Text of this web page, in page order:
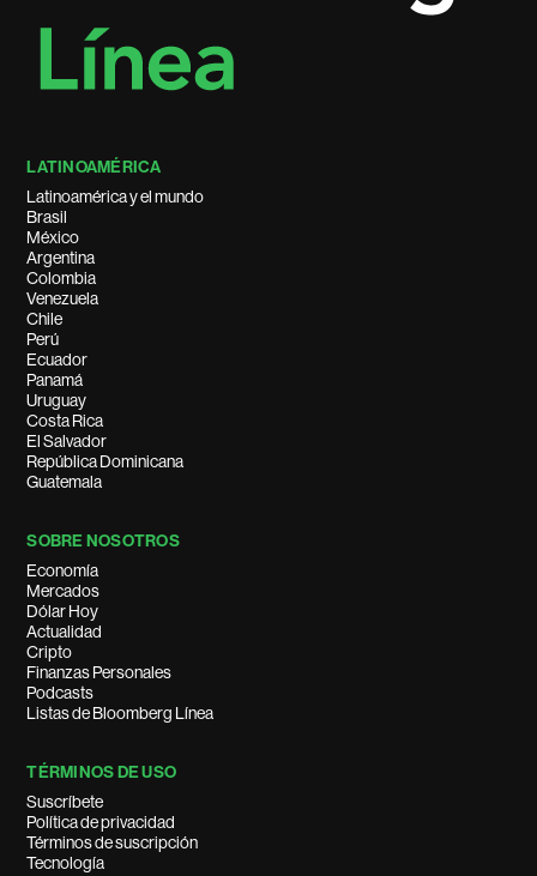
LATINOAMÉRICA
Latinoamérica y el mundo
Brasil
México
Argentina
Colombia
Venezuela
Chile
Perú
Ecuador
Panamá
Uruguay
Costa Rica
El Salvador
República Dominicana
Guatemala
SOBRE NOSOTROS
Economía
Mercados
Dólar Hoy
Actualidad
Cripto
Finanzas Personales
Podcasts
Listas de Bloomberg Línea
TÉRMINOS DE USO
Suscríbete
Política de privacidad
Términos de suscripción
Tecnología